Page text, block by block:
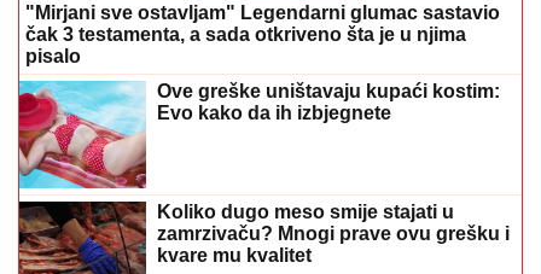
"Mirjani sve ostavljam" Legendarni glumac sastavio
čak 3 testamenta, a sada otkriveno šta je u njima
pisalo
Ove greške uništavaju kupaći kostim:
Evo kako da ih izbjegnete
Koliko dugo meso smije stajati u
zamrzivaču? Mnogi prave ovu grešku i
kvare mu kvalitet